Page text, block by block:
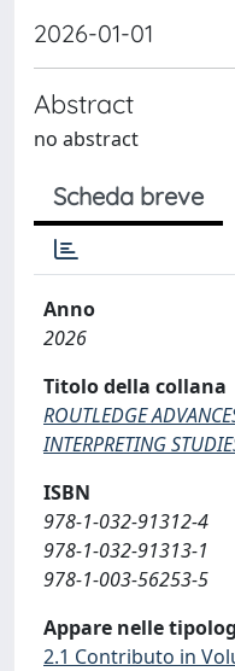
2026-01-01
Abstract
no abstract
Scheda breve
Anno
2026
Titolo della collana
ROUTLEDGE
INTERPRETING
ISBN
978-1-032-91312-4
978-1-032-91313-1
978-1-003-56253-5
Appare nelle
2.1 Contributo in